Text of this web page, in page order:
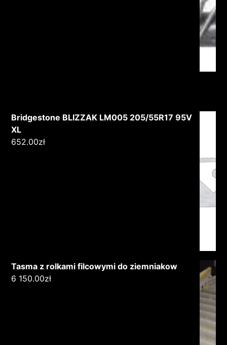
Bridgestone BLIZZAK LM005 205/55R17 95V
XL
652.00zł
Tasma z rolkami filcowymi do ziemniakow
6 150.00zł